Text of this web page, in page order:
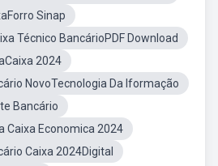
Sinap
Técnico BancárioPDF Download
2024
NovoTecnologia Da Iformação
Bancário
Caixa Economica 2024
Caixa 2024Digital